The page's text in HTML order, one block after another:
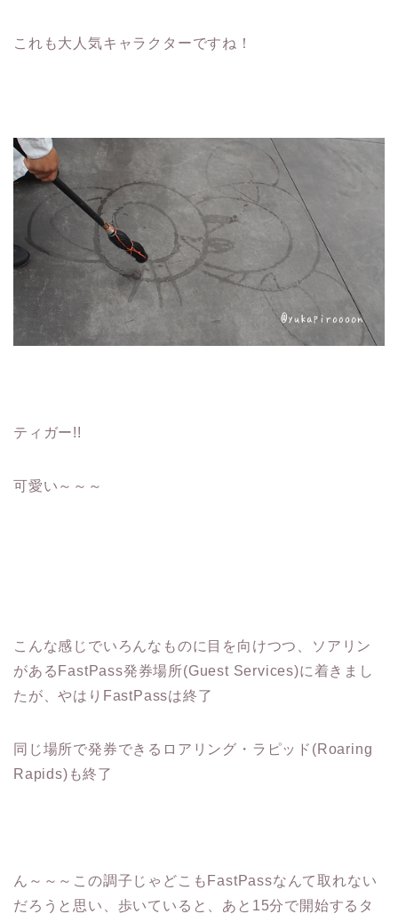
これも大人気キャラクターですね！
ティガー!!
可愛い～～～
こんな感じでいろんなものに目を向けつつ、ソアリン
があるFastPass発券場所(Guest Services)に着きまし
たが、やはりFastPassは終了
同じ場所で発券できるロアリング・ラピッド(Roaring
Rapids)も終了
ん～～～この調子じゃどこもFastPassなんて取れない
だろうと思い、歩いていると、あと15分で開始するタ